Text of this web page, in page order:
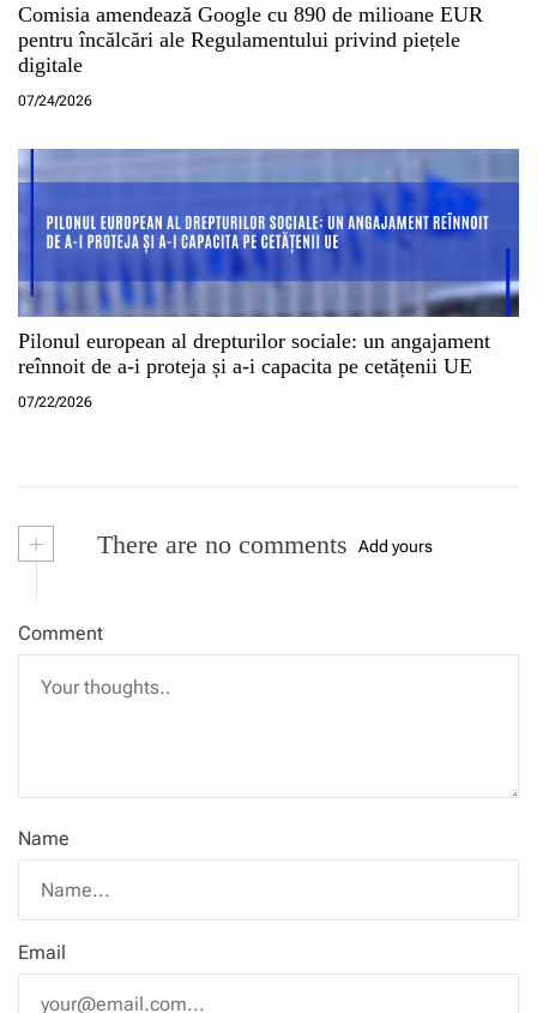
Comisia amendează Google cu 890 de milioane EUR
pentru încălcări ale Regulamentului privind piețele
digitale
07/24/2026
Pilonul european al drepturilor sociale: un angajament
reînnoit de a-i proteja și a-i capacita pe cetățenii UE
07/22/2026
+ There are no comments Add yours
Comment
Name
Email